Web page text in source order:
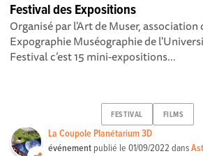
Festival des Expositions
Organisé par l'Art de Muser,
Expographie Muséographie de
Festival c’est 15 mini-expositions...
FESTIVAL FILMS
La Coupole Planétarium 3D
événement publié le01/09/2022 dans